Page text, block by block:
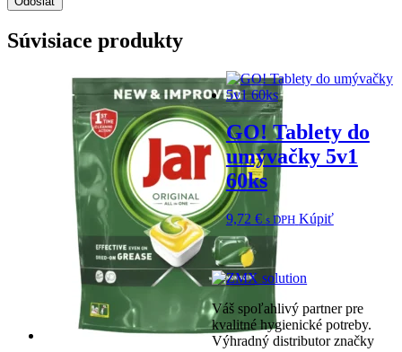
Súvisiace produkty
GO! Tablety do
umývačky 5v1
60ks
9,72 € s DPH Kúpiť
Váš spoľahlivý partner pre
kvalitné hygienické potreby.
Výhradný distributor značky